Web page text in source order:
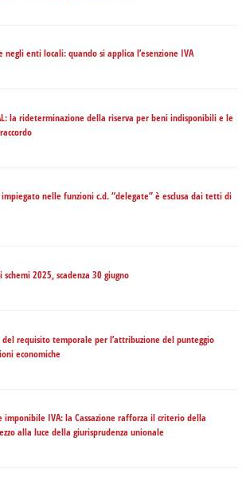
negli enti locali: quando si applica l’esenzione IVA
la rideterminazione della riserva per beni indisponibili e le
nelle funzioni c.d. “delegate” è esclusa dai tetti di
2025, scadenza 30 giugno
del requisito temporale per l’attribuzione del punteggio
economiche
imponibile IVA: la Cassazione rafforza il criterio della
alla luce della giurisprudenza unionale